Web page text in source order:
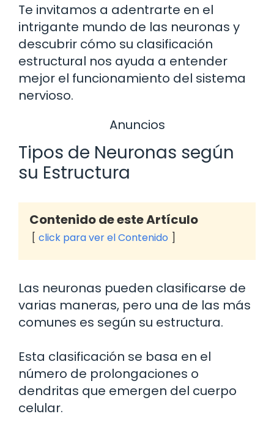
Te invitamos a adentrarte en el
intrigante mundo de las neuronas y
descubrir cómo su clasificación
estructural nos ayuda a entender
mejor el funcionamiento del sistema
nervioso.
Anuncios
Tipos de Neuronas según
su Estructura
Contenido de este Artículo
click para ver el Contenido
Las neuronas pueden clasificarse de
varias maneras, pero una de las más
comunes es según su estructura.
Esta clasificación se basa en el
número de prolongaciones o
dendritas que emergen del cuerpo
celular.